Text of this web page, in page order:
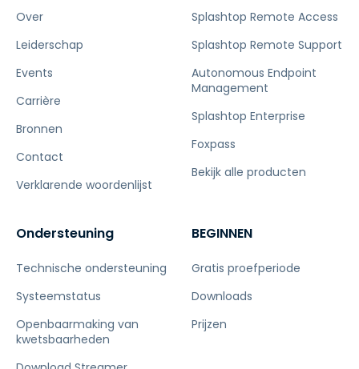
Over
Leiderschap
Events
Carrière
Bronnen
Contact
Verklarende woordenlijst
Splashtop Remote Access
Splashtop Remote Support
Autonomous Endpoint
Management
Splashtop Enterprise
Foxpass
Bekijk alle producten
Ondersteuning
Technische ondersteuning
Systeemstatus
Openbaarmaking van
kwetsbaarheden
BEGINNEN
Gratis proefperiode
Downloads
Prijzen